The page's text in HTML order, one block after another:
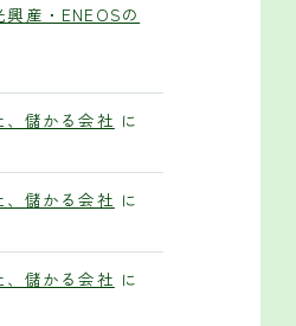
産・ENEOSの
儲かる会社 に
儲かる会社 に
儲かる会社 に